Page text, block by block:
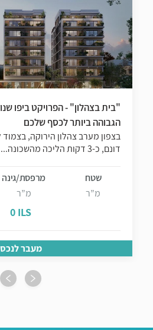
"בית בצהלון" - הפרויקט ביפו
הגבוהה ביותר לכסף שלכם
דונם, כ-3 דקות הליכה מהשכונה...
שטח
מ”ר
מרפסת/גינה
מ”ר
0 ILS
מעבר לנכס